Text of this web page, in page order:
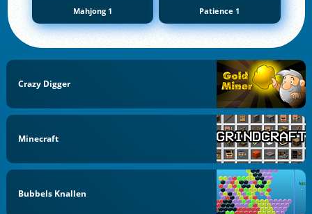
Mahjong 1 Patience 1
Crazy Digger
Minecraft
Bubbels Knallen